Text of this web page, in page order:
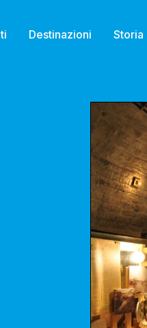
Destinazioni Storia